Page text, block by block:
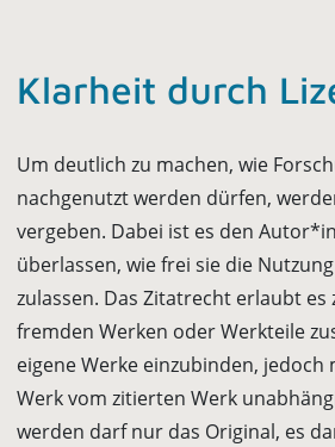
Klarheit durch
Um deutlich zu machen, wie
nachgenutzt werden dürfen,
vergeben. Dabei ist es den
überlassen, wie frei sie die
zulassen. Das Zitatrecht erlaubt es
fremden Werken oder Werkteile
eigene Werke einzubinden, jedoch
Werk vom zitierten Werk
werden darf nur das Original, es